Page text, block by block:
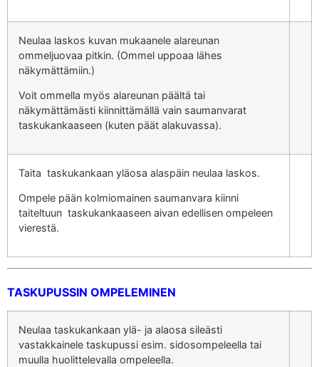
Neulaa laskos kuvan mukaanele alareunan
ommeljuovaa pitkin. (Ommel uppoaa lähes
näkymättämiin.)
Voit ommella myös alareunan päältä tai
näkymättämästi kiinnittämällä vain saumanvarat
taskukankaaseen (kuten päät alakuvassa).
Taita taskukankaan yläosa alaspäin neulaa laskos.
Ompele pään kolmiomainen saumanvara kiinni
taiteltuun taskukankaaseen aivan edellisen ompeleen
vierestä.
TASKUPUSSIN OMPELEMINEN
Neulaa taskukankaan ylä- ja alaosa sileästi
vastakkainele taskupussi esim. sidosompeleella tai
muulla huolittelevalla ompeleella.